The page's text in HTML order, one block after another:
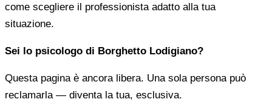
come scegliere il professionista adatto alla tua
situazione.
Sei lo psicologo di Borghetto Lodigiano?
Questa pagina è ancora libera. Una sola persona può
reclamarla — diventa la tua, esclusiva.